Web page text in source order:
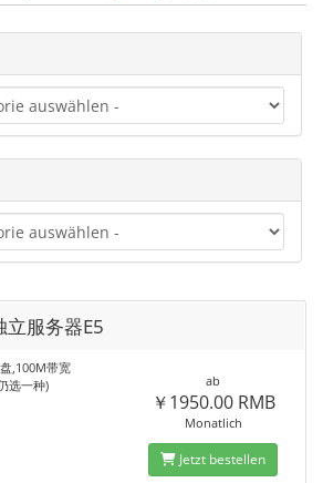
立服务器E5
,100M带宽
选一种)
ab
￥1950.00 RMB
Monatlich
Jetzt bestellen